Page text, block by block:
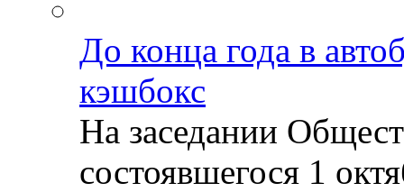
До конца года в
кэшбокс
На заседании
состоявшегося 1